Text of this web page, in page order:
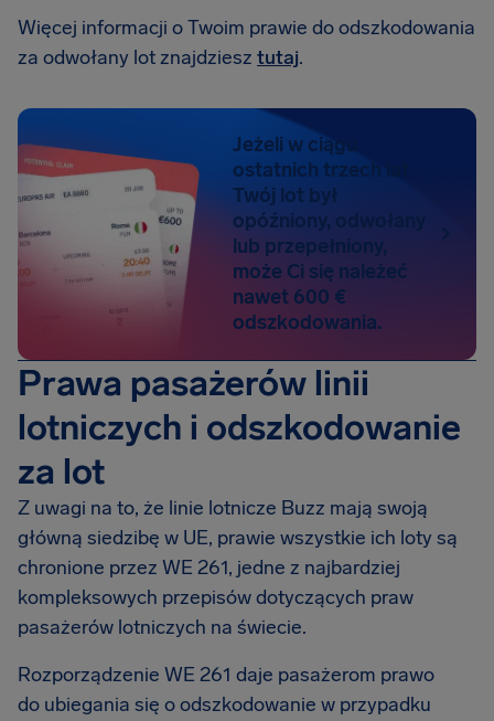
Więcej informacji o Twoim prawie do odszkodowania
za odwołany lot znajdziesz tutaj.
Jeżeli w ciągu
ostatnich trzech lat
Twój lot był
opóźniony, odwołany
lub przepełniony,
może Ci się należeć
nawet 600 €
odszkodowania.
Prawa pasażerów linii
lotniczych i odszkodowanie
za lot
Z uwagi na to, że linie lotnicze Buzz mają swoją
główną siedzibę w UE, prawie wszystkie ich loty są
chronione przez WE 261, jedne z najbardziej
kompleksowych przepisów dotyczących praw
pasażerów lotniczych na świecie.
Rozporządzenie WE 261 daje pasażerom prawo
do ubiegania się o odszkodowanie w przypadku